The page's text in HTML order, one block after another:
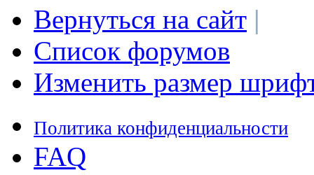
Вернуться на сайт |
Список форумов
Изменить размер
Политика конфиденциальности
FAQ